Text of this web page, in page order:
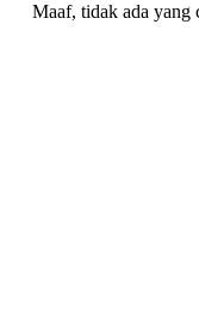
Maaf, tidak ada yang